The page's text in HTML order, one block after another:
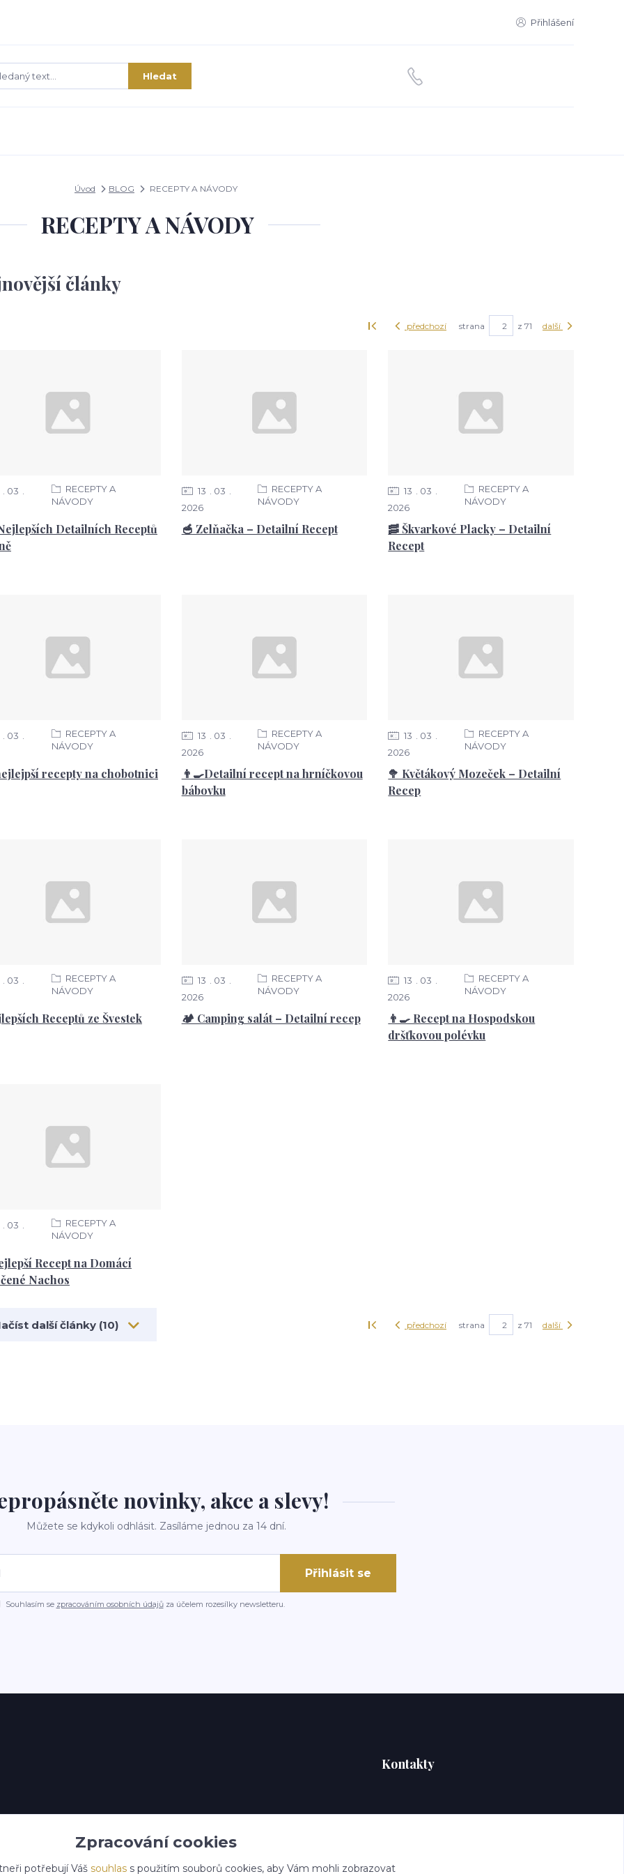
Přihlášení
Hledat
Úvod BLOG RECEPTY A NÁVODY
RECEPTY A NÁVODY
články
předchozí strana z 71 další
Detailních Receptů
03
RECEPTY A
NÁVODY
🥣 Zelňačka – Detailní Recept
13
03
2026
RECEPTY A
NÁVODY
🥓 Škvarkové Placky – Detailní
Recept
13
03
2026
RECEPTY A
NÁVODY
recepty na chobotnici
03
RECEPTY A
NÁVODY
👨‍🍳Detailní recept na hrníčkovou
bábovku
13
03
2026
RECEPTY A
NÁVODY
🥦 Květákový Mozeček – Detailní
Recep
13
03
2026
RECEPTY A
NÁVODY
Receptů ze Švestek
03
RECEPTY A
NÁVODY
🏕️ Camping salát – Detailní recep
13
03
2026
RECEPTY A
NÁVODY
👨‍🍳 Recept na Hospodskou
dršťkovou polévku
13
03
2026
RECEPTY A
NÁVODY
Recept na Domácí
Nachos
03
RECEPTY A
NÁVODY
další články (10) předchozí strana z 71 další
novinky, akce a slevy!
Můžete se kdykoli odhlásit. Zasíláme jednou za 14 dní.
Přihlásit se
Souhlasím se zpracováním osobních údajůza účelem rozesílky newsletteru.
Kontakty
Zpracování cookies
potřebují Váš souhlass použitím souborů cookies, aby Vám mohli zobrazovat